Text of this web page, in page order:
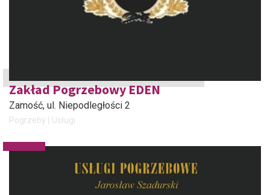
Zakład Pogrzebowy EDEN
Zamość, ul. Niepodległości 2
Pogrzeby Usługi